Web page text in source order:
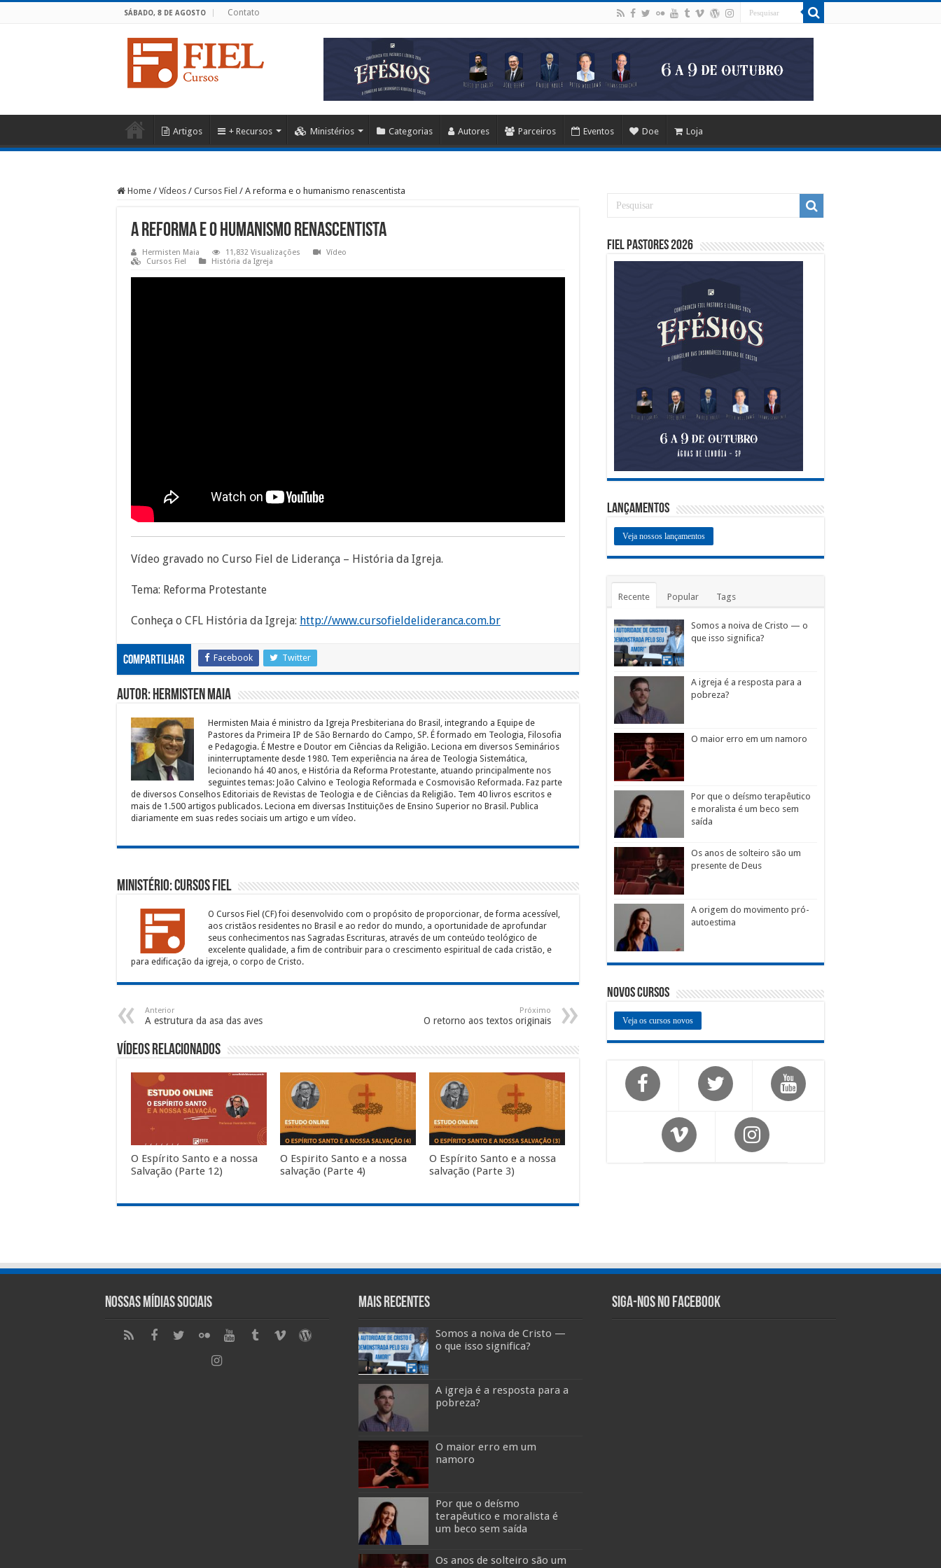
SÁBADO, 8 DE AGOSTO Contato
Artigos + Recursos Ministérios Categorias Autores Parceiros Eventos Doe Loja
Home / Vídeos / Cursos Fiel / A reforma e o humanismo renascentista
A reforma e o humanismo renascentista
Hermisten Maia 11,832 Visualizações
Vídeo
Cursos Fiel
História da Igreja
Vídeo gravado no Curso Fiel de Liderança – História da Igreja.
Tema: Reforma Protestante
Conheça o CFL História da Igreja: http://www.cursofieldelideranca.com.br
Compartilhar Facebook Twitter
Autor: Hermisten Maia
Hermisten Maia é ministro da Igreja Presbiteriana do Brasil, integrando a Equipe de
Pastores da Primeira IP de São Bernardo do Campo, SP. É formado em Teologia, Filosofia
e Pedagogia. É Mestre e Doutor em Ciências da Religião. Leciona em diversos Seminários
ininterruptamente desde 1980. Tem experiência na área de Teologia Sistemática,
lecionando há 40 anos, e História da Reforma Protestante, atuando principalmente nos
seguintes temas: João Calvino e Teologia Reformada e Cosmovisão Reformada. Faz parte
de diversos Conselhos Editoriais de Revistas de Teologia e de Ciências da Religião. Tem 40 livros escritos e
mais de 1.500 artigos publicados. Leciona em diversas Instituições de Ensino Superior no Brasil. Publica
diariamente em suas redes sociais um artigo e um vídeo.
Ministério: Cursos Fiel
O Cursos Fiel (CF) foi desenvolvido com o propósito de proporcionar, de forma acessível,
aos cristãos residentes no Brasil e ao redor do mundo, a oportunidade de aprofundar
seus conhecimentos nas Sagradas Escrituras, através de um conteúdo teológico de
excelente qualidade, a fim de contribuir para o crescimento espiritual de cada cristão, e
para edificação da igreja, o corpo de Cristo.
Anterior
A estrutura da asa das aves
Próximo
O retorno aos textos originais
Vídeos Relacionados
O Espírito Santo e a nossa
Salvação (Parte 12)
O Espirito Santo e a nossa
salvação (Parte 4)
O Espírito Santo e a nossa
salvação (Parte 3)
Fiel Pastores 2026
Lançamentos
Veja nossos lançamentos
Recente Popular Tags
Somos a noiva de Cristo — o
que isso significa?
A igreja é a resposta para a
pobreza?
O maior erro em um namoro
Por que o deísmo terapêutico
e moralista é um beco sem
saída
Os anos de solteiro são um
presente de Deus
A origem do movimento pró-
autoestima
Novos Cursos
Veja os cursos novos
Nossas Mídias Sociais Mais Recentes
Somos a noiva de Cristo —
o que isso significa?
A igreja é a resposta para a
pobreza?
O maior erro em um
namoro
Por que o deísmo
terapêutico e moralista é
um beco sem saída
Os anos de solteiro são um
Siga-nos no Facebook